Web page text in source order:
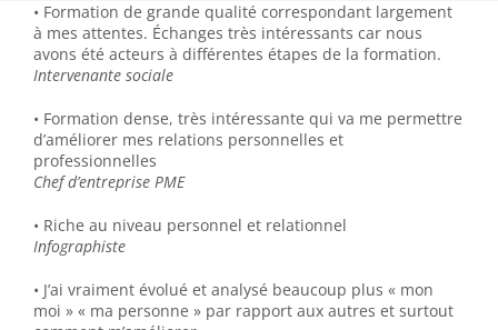
• Formation de grande qualité correspondant largement
à mes attentes. Échanges très intéressants car nous
avons été acteurs à différentes étapes de la formation.
Intervenante sociale
• Formation dense, très intéressante qui va me permettre
d’améliorer mes relations personnelles et
professionnelles
Chef d’entreprise PME
• Riche au niveau personnel et relationnel
Infographiste
• J’ai vraiment évolué et analysé beaucoup plus « mon
moi » « ma personne » par rapport aux autres et surtout